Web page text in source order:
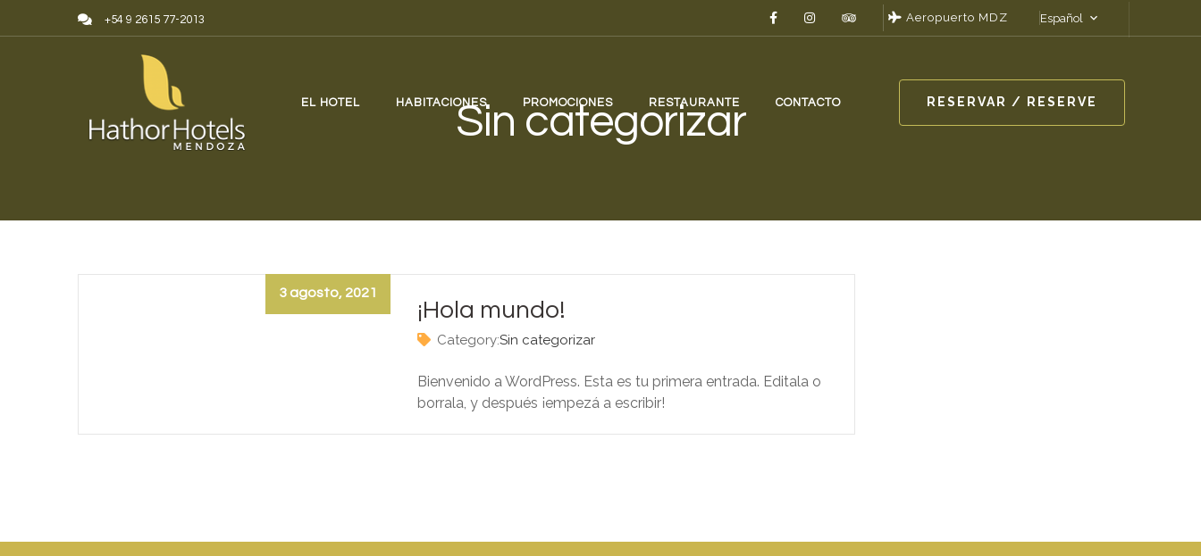
Skip to content+54 9 2615 77-2013 Aeropuerto MDZ Español
EL HOTEL HABITACIONES PROMOCIONES RESTAURANTE CONTACTO RESERVAR / RESERVE
Sin categorizar
3 agosto, 2021
¡Hola mundo!
Category:Sin categorizar
Bienvenido a WordPress. Esta es tu primera entrada. Editala o
borrala, y después ¡empezá a escribir!